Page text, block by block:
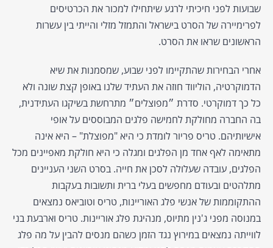
שבועות לפני חיכיתי לרגע שיתחילו למכור את הכרטיסים
לפרימיירה של הסרט בישראל והתמזל מזלי והייתי בין עשרות
הראשונים שראו את הסרט.
אחרי הבחירות שהתקיימו לפני שבוע, שמסמנות את שיא
הדמוקרטיה, הוליווד חוזה את העתיד שלנו באופן קצת שונה ולא
כל כך דמוקרטי. סדרת ״מפוצלים״ מתרחשת בשיקגו העתידנית,
בה החברה מחולקת לחמישה פלגים המבוססים על אופי
אישיותיהם. טריס פריור לומדת כי היא "מפוצלת" – היא אינה
מתאימה לאף אחד מן הפלגים ומגלה כי היא חולקת מאפיינים מכל
הפלגים, עובדה שעלולה לסכן את חייה. בסרט השני העניינים
מתלהטים ובעודם מחפשים בעלי ברית ותשובות בעקבות
ההתקוממות של אנשי פלג האוריינות, טריס וטוביאס נמצאים
במנוסה מפני ג'נין מתיוס, מנהיגת פלג אוריינות. טריס וארבעת בני
לווייתה נמצאים במירוץ נגד הזמן כשהם מנסים להבין על מה פלג